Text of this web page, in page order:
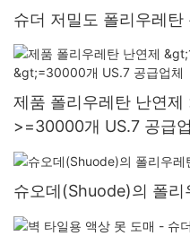
슈더 저밀도 폴리우레탄
제품 폴리우레탄 난연
>=30000개 US.7 공급
슈오데(Shuode)의 폴리